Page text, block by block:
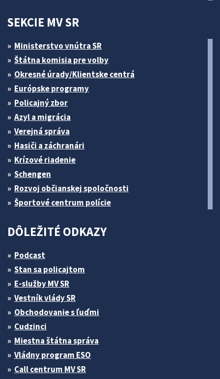
SEKCIE MV SR
Ministerstvo vnútra SR
Štátna komisia pre volby
Okresné úrady/Klientske centrá
Európske programy
Policajný zbor
Azyl a migrácia
Verejná správa
Hasiči a záchranári
Krízové riadenie
Schengen
Rozvoj občianskej spoločnosti
Športové centrum polície
DÔLEŽITÉ ODKAZY
Podcast
Stan sa policajtom
E-služby MV SR
Vestník vlády SR
Obchodovanie s ľuďmi
Cudzinci
Miestna štátna správa
Vládny program ESO
Call centrum MV SR